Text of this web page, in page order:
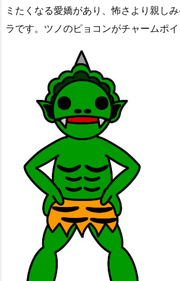
ミたくなる愛嬌があり、怖さより親し
ラです。ツノのピョコンがチャームポイ